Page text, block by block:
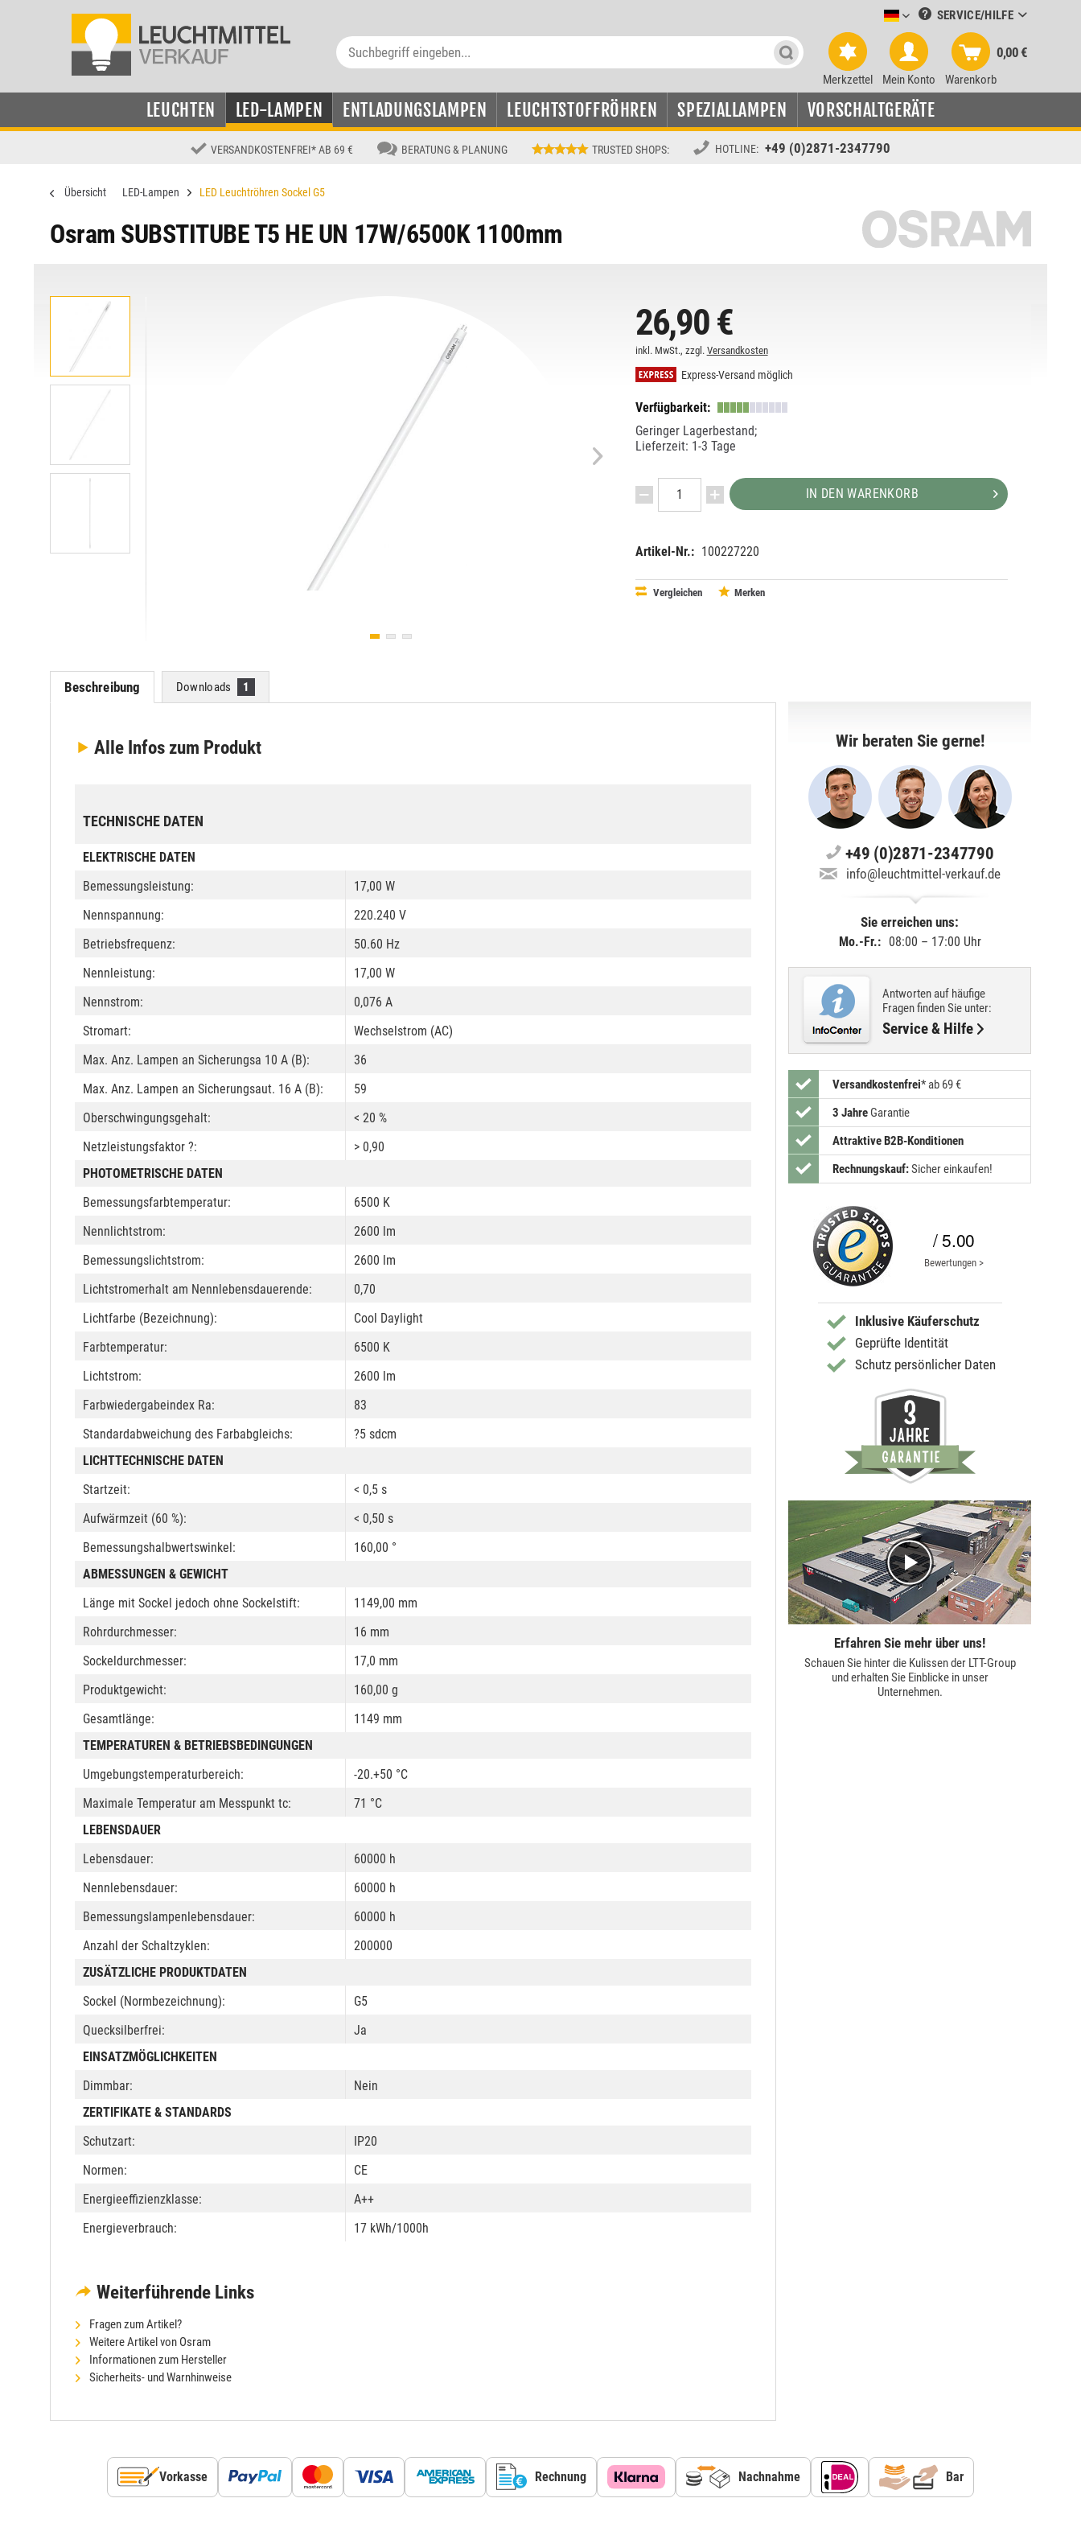
Leuchtmittel-Verkauf deutsch
SERVICE/HILFE
Merkzettel Mein Konto Warenkorb
0,00 €
LEUCHTEN LED-LAMPEN ENTLADUNGSLAMPEN LEUCHTSTOFFRÖHREN SPEZIALLAMPEN VORSCHALTGERÄTE
VERSANDKOSTENFREI* AB 69 € BERATUNG & PLANUNG TRUSTED SHOPS: HOTLINE: +49 (0)2871-2347790
Übersicht LED-Lampen LED Leuchtröhren Sockel G5
Osram SUBSTITUBE T5 HE UN 17W/6500K 1100mm
26,90 €
inkl. MwSt., zzgl. Versandkosten
Express-Versand möglich
Verfügbarkeit:
Geringer Lagerbestand;
Lieferzeit: 1-3 Tage
IN DEN WARENKORB
Artikel-Nr.: 100227220
Vergleichen Merken
Beschreibung Downloads 1
Alle Infos zum Produkt
TECHNISCHE DATEN
ELEKTRISCHE DATEN
Bemessungsleistung:
17,00 W
Nennspannung:
220.240 V
Betriebsfrequenz:
50.60 Hz
Nennleistung:
17,00 W
Nennstrom:
0,076 A
Stromart:
Wechselstrom (AC)
Max. Anz. Lampen an Sicherungsa 10 A (B):
36
Max. Anz. Lampen an Sicherungsaut. 16 A (B):
59
Oberschwingungsgehalt:
< 20 %
Netzleistungsfaktor ?:
> 0,90
PHOTOMETRISCHE DATEN
Bemessungsfarbtemperatur:
6500 K
Nennlichtstrom:
2600 lm
Bemessungslichtstrom:
2600 lm
Lichtstromerhalt am Nennlebensdauerende:
0,70
Lichtfarbe (Bezeichnung):
Cool Daylight
Farbtemperatur:
6500 K
Lichtstrom:
2600 lm
Farbwiedergabeindex Ra:
83
Standardabweichung des Farbabgleichs:
?5 sdcm
LICHTTECHNISCHE DATEN
Startzeit:
< 0,5 s
Aufwärmzeit (60 %):
< 0,50 s
Bemessungshalbwertswinkel:
160,00 °
ABMESSUNGEN & GEWICHT
Länge mit Sockel jedoch ohne Sockelstift:
1149,00 mm
Rohrdurchmesser:
16 mm
Sockeldurchmesser:
17,0 mm
Produktgewicht:
160,00 g
Gesamtlänge:
1149 mm
TEMPERATUREN & BETRIEBSBEDINGUNGEN
Umgebungstemperaturbereich:
-20.+50 °C
Maximale Temperatur am Messpunkt tc:
71 °C
LEBENSDAUER
Lebensdauer:
60000 h
Nennlebensdauer:
60000 h
Bemessungslampenlebensdauer:
60000 h
Anzahl der Schaltzyklen:
200000
ZUSÄTZLICHE PRODUKTDATEN
Sockel (Normbezeichnung):
G5
Quecksilberfrei:
Ja
EINSATZMÖGLICHKEITEN
Dimmbar:
Nein
ZERTIFIKATE & STANDARDS
Schutzart:
IP20
Normen:
CE
Energieeffizienzklasse:
A++
Energieverbrauch:
17 kWh/1000h
Weiterführende Links
Fragen zum Artikel?
Weitere Artikel von Osram
Informationen zum Hersteller
Sicherheits- und Warnhinweise
Wir beraten Sie gerne!
+49 (0)2871-2347790
info@leuchtmittel-verkauf.de
Sie erreichen uns:
Mo.-Fr.: 08:00 – 17:00 Uhr
Antworten auf häufige
Fragen finden Sie unter:
Service & Hilfe
Versandkostenfrei* ab 69 €
3 Jahre Garantie
Attraktive B2B-Konditionen
Rechnungskauf:Sicher einkaufen!
/ 5.00
Bewertungen >
Inklusive Käuferschutz
Geprüfte Identität
Schutz persönlicher Daten
Erfahren Sie mehr über uns!
Schauen Sie hinter die Kulissen der LTT-Group
und erhalten Sie Einblicke in unser
Unternehmen.
Vorkasse Rechnung Nachnahme Bar